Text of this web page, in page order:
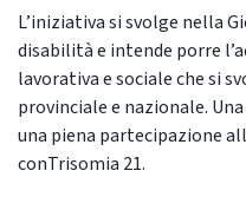
L’iniziativa si svolge nella
disabilità e intende porre
lavorativa e sociale che si
provinciale e nazionale.
una piena partecipazione
conTrisomia 21.